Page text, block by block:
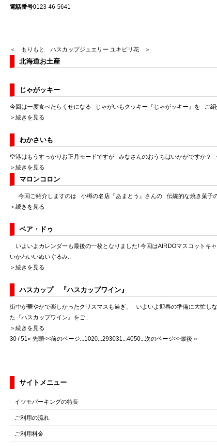
電話番号0123-46-5641
＜ もりもと ハスカップジュエリー ユキピリ花 ＞
北海道お土産
じゃがッキー
今回は一度食べたらくせになる じゃがいもクッキー『じゃがッキー』を ご
＞続きを見る
わかさいも
空港はもうすっかりお正月モードですが みなさんのおうちはいかがですか
＞続きを見る
マロンコロン
今回ご紹介しますのは 小樽の名店『あまとう』さんの 伝統的な焼き菓子
＞続きを見る
ベア・ドゥ
いよいよカレンダーも最後の一枚となりました! 今回はAIRDOマスコット
いかわいいぬいぐるみ..
＞続きを見る
ハスカップ 『ハスカップワイン』
街中が華やかで楽しかったクリスマスも過ぎ、 いよいよ迎春の準備に大忙
た『ハスカップワイン』をご..
＞続きを見る
30 / 51« 先頭<<前のページ...1020...293031...4050...次のページ>>最後 »
サイトメニュー
イツモパーキングの特長
ご利用の流れ
ご利用料金